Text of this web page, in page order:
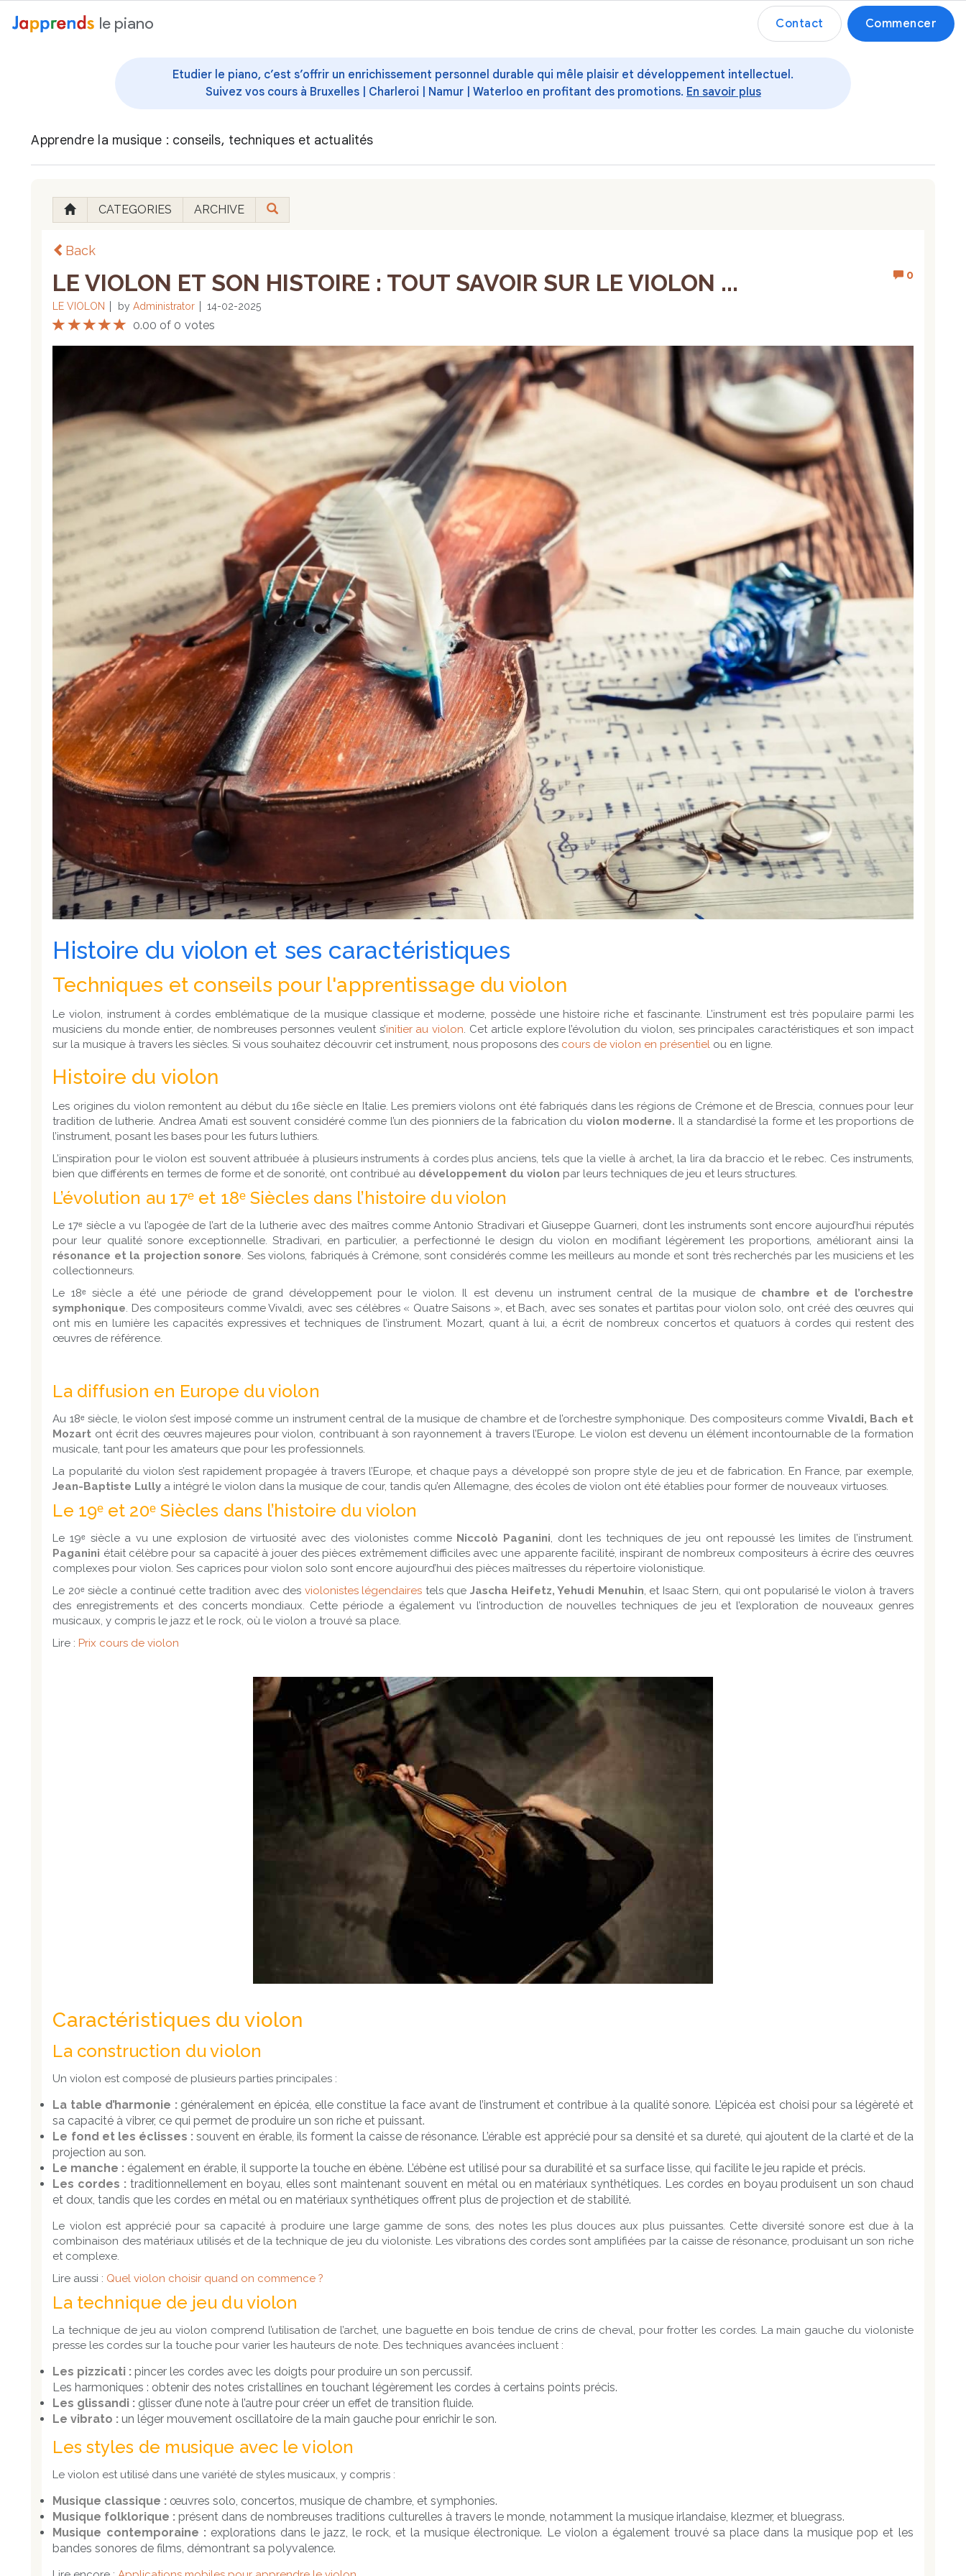
contenu le piano Contact Commencer
Etudier le piano, c’est s’offrir un enrichissement personnel durable qui mêle plaisir et développement intellectuel.
Suivez vos cours à Bruxelles | Charleroi | Namur | Waterloo en profitant des promotions. En savoir plus
Apprendre la musique : conseils, techniques et actualités
CATEGORIES ARCHIVE
Back
0
LE VIOLON ET SON HISTOIRE : TOUT SAVOIR SUR LE VIOLON ...
LE VIOLON by Administrator 14-02-2025
0.00 of 0 votes
Histoire du violon et ses caractéristiques
Techniques et conseils pour l'apprentissage du violon
Le violon, instrument à cordes emblématique de la musique classique et moderne, possède une histoire riche et fascinante. L’instrument est très populaire parmi les
musiciens du monde entier, de nombreuses personnes veulent s’initier au violon. Cet article explore l’évolution du violon, ses principales caractéristiques et son impact
sur la musique à travers les siècles. Si vous souhaitez découvrir cet instrument, nous proposons des cours de violon en présentiel ou en ligne.
Histoire du violon
Les origines du violon remontent au début du 16e siècle en Italie. Les premiers violons ont été fabriqués dans les régions de Crémone et de Brescia, connues pour leur
tradition de lutherie. Andrea Amati est souvent considéré comme l’un des pionniers de la fabrication du violon moderne. Il a standardisé la forme et les proportions de
l’instrument, posant les bases pour les futurs luthiers.
L’inspiration pour le violon est souvent attribuée à plusieurs instruments à cordes plus anciens, tels que la vielle à archet, la lira da braccio et le rebec. Ces instruments,
bien que différents en termes de forme et de sonorité, ont contribué au développement du violon par leurs techniques de jeu et leurs structures.
L’évolution au 17ᵉ et 18ᵉ Siècles dans l’histoire du violon
Le 17ᵉ siècle a vu l’apogée de l’art de la lutherie avec des maîtres comme Antonio Stradivari et Giuseppe Guarneri, dont les instruments sont encore aujourd’hui réputés
pour leur qualité sonore exceptionnelle. Stradivari, en particulier, a perfectionné le design du violon en modifiant légèrement les proportions, améliorant ainsi la
résonance et la projection sonore. Ses violons, fabriqués à Crémone, sont considérés comme les meilleurs au monde et sont très recherchés par les musiciens et les
collectionneurs.
Le 18ᵉ siècle a été une période de grand développement pour le violon. Il est devenu un instrument central de la musique de chambre et de l’orchestre
symphonique. Des compositeurs comme Vivaldi, avec ses célèbres « Quatre Saisons », et Bach, avec ses sonates et partitas pour violon solo, ont créé des œuvres qui
ont mis en lumière les capacités expressives et techniques de l’instrument. Mozart, quant à lui, a écrit de nombreux concertos et quatuors à cordes qui restent des
œuvres de référence.
La diffusion en Europe du violon
Au 18ᵉ siècle, le violon s’est imposé comme un instrument central de la musique de chambre et de l’orchestre symphonique. Des compositeurs comme Vivaldi, Bach et
Mozart ont écrit des œuvres majeures pour violon, contribuant à son rayonnement à travers l’Europe. Le violon est devenu un élément incontournable de la formation
musicale, tant pour les amateurs que pour les professionnels.
La popularité du violon s’est rapidement propagée à travers l’Europe, et chaque pays a développé son propre style de jeu et de fabrication. En France, par exemple,
Jean-Baptiste Lully a intégré le violon dans la musique de cour, tandis qu’en Allemagne, des écoles de violon ont été établies pour former de nouveaux virtuoses.
Le 19ᵉ et 20ᵉ Siècles dans l’histoire du violon
Le 19ᵉ siècle a vu une explosion de virtuosité avec des violonistes comme Niccolò Paganini, dont les techniques de jeu ont repoussé les limites de l’instrument.
Paganini était célèbre pour sa capacité à jouer des pièces extrêmement difficiles avec une apparente facilité, inspirant de nombreux compositeurs à écrire des œuvres
complexes pour violon. Ses caprices pour violon solo sont encore aujourd’hui des pièces maîtresses du répertoire violonistique.
Le 20ᵉ siècle a continué cette tradition avec des violonistes légendaires tels que Jascha Heifetz, Yehudi Menuhin, et Isaac Stern, qui ont popularisé le violon à travers
des enregistrements et des concerts mondiaux. Cette période a également vu l’introduction de nouvelles techniques de jeu et l’exploration de nouveaux genres
musicaux, y compris le jazz et le rock, où le violon a trouvé sa place.
Lire : Prix cours de violon
Caractéristiques du violon
La construction du violon
Un violon est composé de plusieurs parties principales :
La table d’harmonie :généralement en épicéa, elle constitue la face avant de l’instrument et contribue à la qualité sonore. L’épicéa est choisi pour sa légèreté et
sa capacité à vibrer, ce qui permet de produire un son riche et puissant.
Le fond et les éclisses : souvent en érable, ils forment la caisse de résonance. L’érable est apprécié pour sa densité et sa dureté, qui ajoutent de la clarté et de la
projection au son.
Le manche : également en érable, il supporte la touche en ébène. L’ébène est utilisé pour sa durabilité et sa surface lisse, qui facilite le jeu rapide et précis.
Les cordes :traditionnellement en boyau, elles sont maintenant souvent en métal ou en matériaux synthétiques. Les cordes en boyau produisent un son chaud
et doux, tandis que les cordes en métal ou en matériaux synthétiques offrent plus de projection et de stabilité.
Le violon est apprécié pour sa capacité à produire une large gamme de sons, des notes les plus douces aux plus puissantes. Cette diversité sonore est due à la
combinaison des matériaux utilisés et de la technique de jeu du violoniste. Les vibrations des cordes sont amplifiées par la caisse de résonance, produisant un son riche
et complexe.
Lire aussi : Quel violon choisir quand on commence ?
La technique de jeu du violon
La technique de jeu au violon comprend l’utilisation de l’archet, une baguette en bois tendue de crins de cheval, pour frotter les cordes. La main gauche du violoniste
presse les cordes sur la touche pour varier les hauteurs de note. Des techniques avancées incluent :
Les pizzicati : pincer les cordes avec les doigts pour produire un son percussif.
Les harmoniques : obtenir des notes cristallines en touchant légèrement les cordes à certains points précis.
Les glissandi : glisser d’une note à l’autre pour créer un effet de transition fluide.
Le vibrato : un léger mouvement oscillatoire de la main gauche pour enrichir le son.
Les styles de musique avec le violon
Le violon est utilisé dans une variété de styles musicaux, y compris :
Musique classique : œuvres solo, concertos, musique de chambre, et symphonies.
Musique folklorique : présent dans de nombreuses traditions culturelles à travers le monde, notamment la musique irlandaise, klezmer, et bluegrass.
Musique contemporaine :explorations dans le jazz, le rock, et la musique électronique. Le violon a également trouvé sa place dans la musique pop et les
bandes sonores de films, démontrant sa polyvalence.